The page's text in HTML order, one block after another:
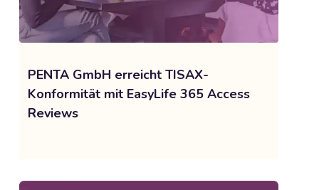
PENTA GmbH erreicht TISAX-
Konformität mit EasyLife 365 Access
Reviews